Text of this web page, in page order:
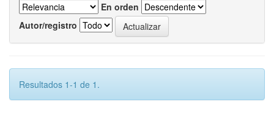
En orden
Autor/registro
Resultados 1-1 de 1.